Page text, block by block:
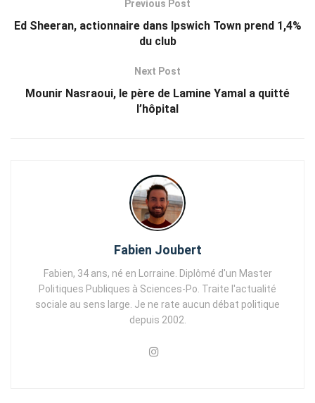
Previous Post
Ed Sheeran, actionnaire dans Ipswich Town prend 1,4%
du club
Next Post
Mounir Nasraoui, le père de Lamine Yamal a quitté
l’hôpital
Fabien Joubert
Fabien, 34 ans, né en Lorraine. Diplômé d'un Master
Politiques Publiques à Sciences-Po. Traite l'actualité
sociale au sens large. Je ne rate aucun débat politique
depuis 2002.